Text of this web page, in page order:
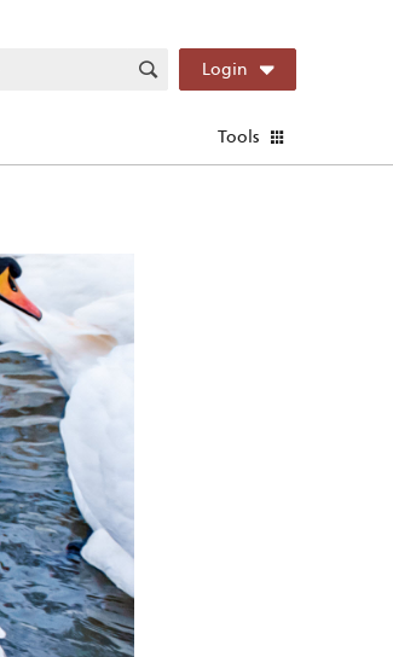
Login
Tools